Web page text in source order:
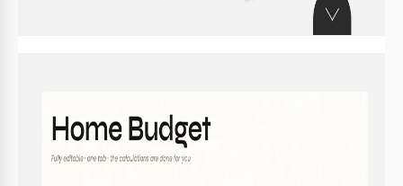
Atualize seu orçamento semanalmente para um
Estabeleça metas realistas para melhorar
economias.